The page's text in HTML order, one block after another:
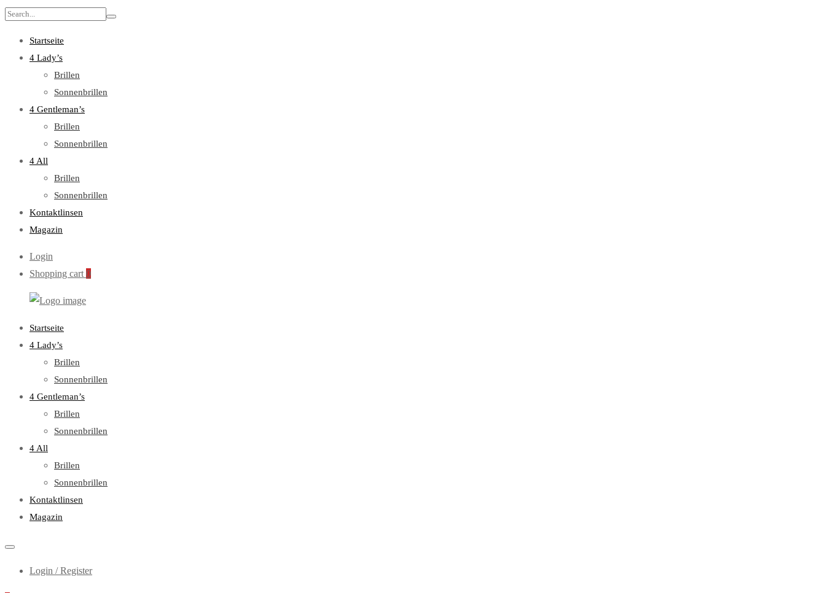
Search
Startseite
4 Lady’s
Brillen
Sonnenbrillen
4 Gentleman’s
Brillen
Sonnenbrillen
4 All
Brillen
Sonnenbrillen
Kontaktlinsen
Magazin
Login
Shopping cart 0
Primary
Menu
Startseite
4 Lady’s
Brillen
Sonnenbrillen
4 Gentleman’s
Brillen
Sonnenbrillen
4 All
Brillen
Sonnenbrillen
Kontaktlinsen
Magazin
Login / Register